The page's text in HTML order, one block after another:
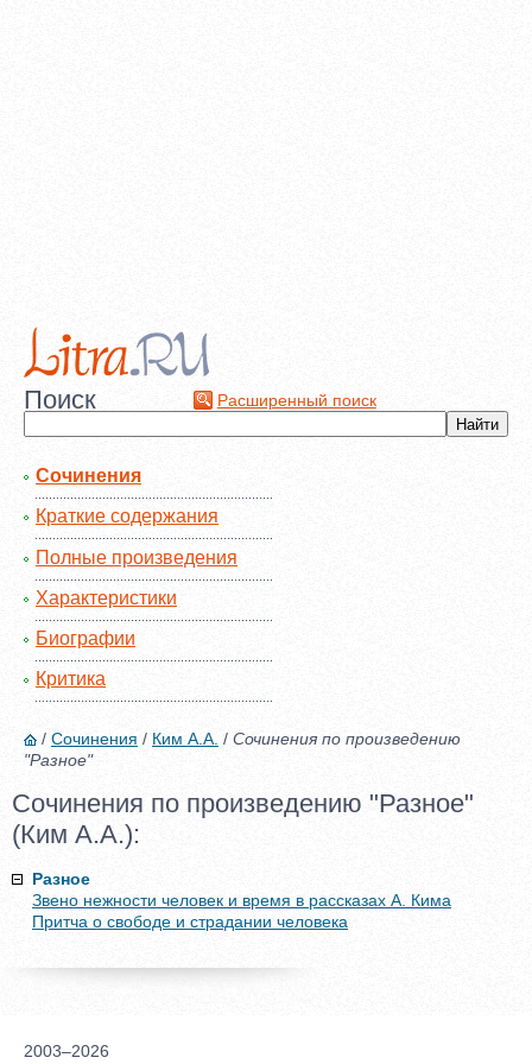
Поиск Расширенный поиск
Сочинения
Краткие содержания
Полные произведения
Характеристики
Биографии
Критика
/ Сочинения / Ким А.А. / Сочинения по произведению
"Разное"
Сочинения по произведению "Разное"
(Ким А.А.):
Разное
Звено нежности человек и время в рассказах А. Кима
Притча о свободе и страдании человека
2003–2026